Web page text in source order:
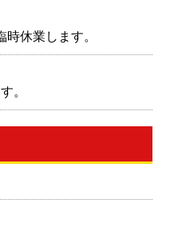
休業します。
。